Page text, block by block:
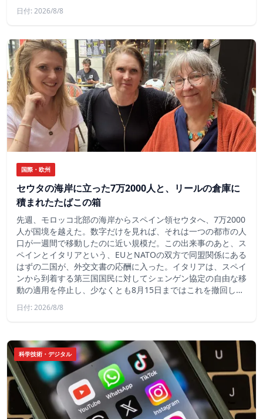
日付: 2026/8/8
国際・欧州
セウタの海岸に立った7万2000人と、リールの倉庫に
積まれたたばこの箱
先週、モロッコ北部の海岸からスペイン領セウタへ、7万2000
人が国境を越えた。数字だけを見れば、それは一つの都市の人
口が一週間で移動したのに近い規模だ。この出来事のあと、ス
ペインとイタリアという、EUとNATOの双方で同盟関係にある
はずの二国が、外交文書の応酬に入った。イタリアは、スペイ
ンから到着する第三国国民に対してシェンゲン協定の自由な移
動の適用を停止し、少なくとも8月15日まではこれを撤回し…
日付: 2026/8/8
科学技術・デジタル